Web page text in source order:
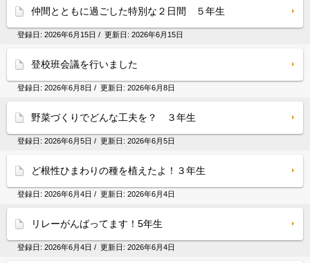
仲間とともに過ごした特別な２日間 ５年生
登録日: 2026年6月15日 / 更新日: 2026年6月15日
登校班会議を行いました
登録日: 2026年6月8日 / 更新日: 2026年6月8日
野菜づくりでどんな工夫を？ ３年生
登録日: 2026年6月5日 / 更新日: 2026年6月5日
ど根性ひまわりの種を植えたよ！３年生
登録日: 2026年6月4日 / 更新日: 2026年6月4日
リレーがんばってます！5年生
登録日: 2026年6月4日 / 更新日: 2026年6月4日